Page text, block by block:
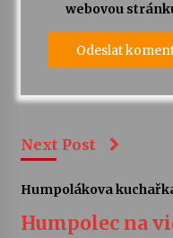
webovou
Next Post
Humpolákova
Humpolec na